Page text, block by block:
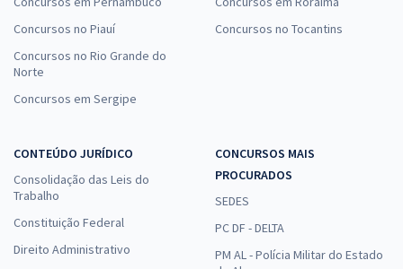
Concursos no Piauí
Concursos no Rio Grande do
Norte
Concursos em Sergipe
Concursos no Tocantins
CONTEÚDO JURÍDICO
Consolidação das Leis do
Trabalho
Constituição Federal
Direito Administrativo
CONCURSOS MAIS
PROCURADOS
SEDES
PC DF - DELTA
PM AL - Polícia Militar do Estado